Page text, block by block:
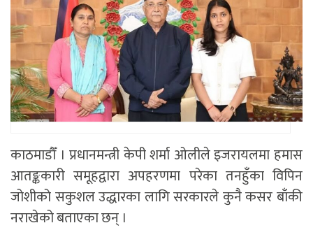
काठमाडौँ । प्रधानमन्त्री केपी शर्मा ओलीले इजरायलमा हमास
आतङ्ककारी समूहद्वारा अपहरणमा परेका तनहुँका विपिन
जोशीको सकुशल उद्धारका लागि सरकारले कुनै कसर बाँकी
नराखेको बताएका छन् ।